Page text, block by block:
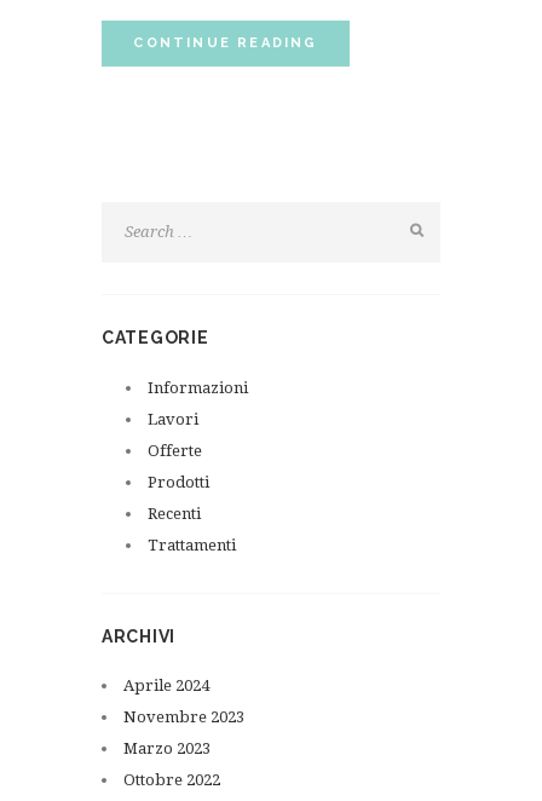
CONTINUE READING
CATEGORIE
Informazioni
Lavori
Offerte
Prodotti
Recenti
Trattamenti
ARCHIVI
Aprile 2024
Novembre 2023
Marzo 2023
Ottobre 2022